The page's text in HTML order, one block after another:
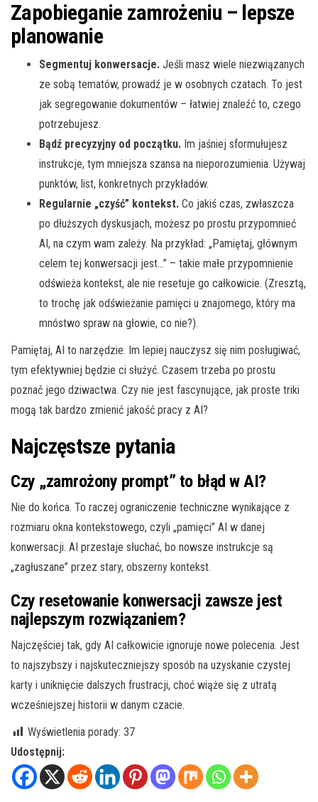
Zapobieganie zamrożeniu – lepsze
planowanie
Segmentuj konwersacje. Jeśli masz wiele niezwiązanych
ze sobą tematów, prowadź je w osobnych czatach. To jest
jak segregowanie dokumentów – łatwiej znaleźć to, czego
potrzebujesz.
Bądź precyzyjny od początku. Im jaśniej sformułujesz
instrukcje, tym mniejsza szansa na nieporozumienia. Używaj
punktów, list, konkretnych przykładów.
Regularnie „czyść” kontekst. Co jakiś czas, zwłaszcza
po dłuższych dyskusjach, możesz po prostu przypomnieć
AI, na czym wam zależy. Na przykład: „Pamiętaj, głównym
celem tej konwersacji jest…” – takie małe przypomnienie
odświeża kontekst, ale nie resetuje go całkowicie. (Zresztą,
to trochę jak odświeżanie pamięci u znajomego, który ma
mnóstwo spraw na głowie, co nie?).
Pamiętaj, AI to narzędzie. Im lepiej nauczysz się nim posługiwać,
tym efektywniej będzie ci służyć. Czasem trzeba po prostu
poznać jego dziwactwa. Czy nie jest fascynujące, jak proste triki
mogą tak bardzo zmienić jakość pracy z AI?
Najczęstsze pytania
Czy „zamrożony prompt” to błąd w AI?
Nie do końca. To raczej ograniczenie techniczne wynikające z
rozmiaru okna kontekstowego, czyli „pamięci” AI w danej
konwersacji. AI przestaje słuchać, bo nowsze instrukcje są
„zagłuszane” przez stary, obszerny kontekst.
Czy resetowanie konwersacji zawsze jest
najlepszym rozwiązaniem?
Najczęściej tak, gdy AI całkowicie ignoruje nowe polecenia. Jest
to najszybszy i najskuteczniejszy sposób na uzyskanie czystej
karty i uniknięcie dalszych frustracji, choć wiąże się z utratą
wcześniejszej historii w danym czacie.
Wyświetlenia porady: 37
Udostępnij: